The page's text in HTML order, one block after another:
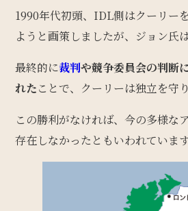
1990年代初頭、IDL側はクーリー
ようと画策しましたが、ジョン氏
最終的に裁判や競争委員会の判断
れたことで、クーリーは独立を守
この勝利がなければ、今の多様な
存在しなかったともいわれています